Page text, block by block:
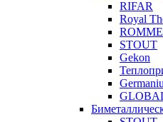
RIFAR
Royal
STOUT
Gekon